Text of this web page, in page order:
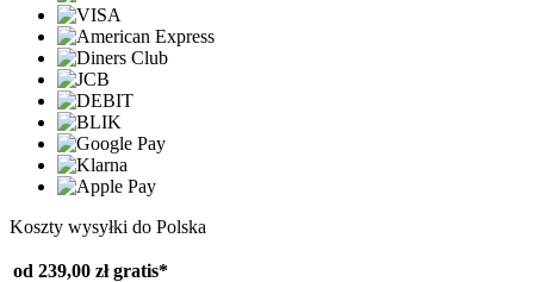
Koszty wysyłki do Polska
od 239,00 zł gratis*